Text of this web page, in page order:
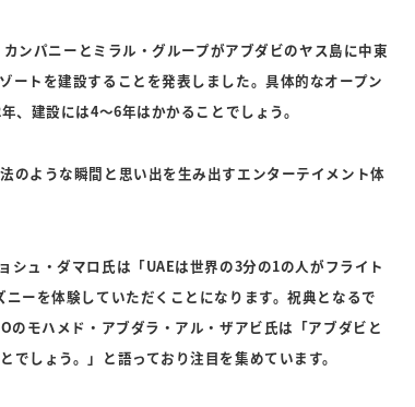
ンパニーとミラル・グループがアブダビのヤス島に中東
ートを建設することを発表しました。具体的なオープン
、建設には4～6年はかかることでしょう。
のような瞬間と思い出を生み出すエンターテイメント体
シュ・ダマロ氏は「UAEは世界の3分の1の人がフライト
ーを体験していただくことになります。祝典となるで
のモハメド・アブダラ・アル・ザアビ氏は「アブダビと
しょう。」と語っており注目を集めています。